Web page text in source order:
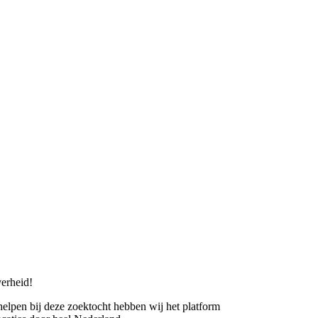
bij deze zoektocht hebben wij het platform